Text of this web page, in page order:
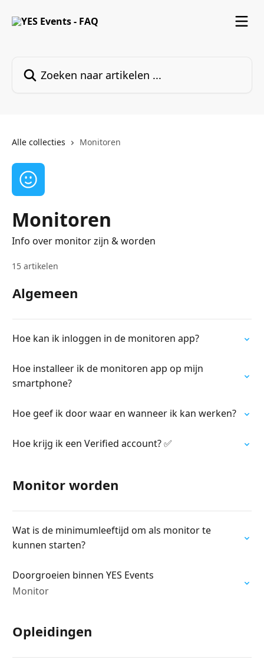
Alle collecties Monitoren
Monitoren
Info over monitor zijn & worden
15 artikelen
Algemeen
Hoe kan ik inloggen in de monitoren app?
Hoe installeer ik de monitoren app op mijn
smartphone?
Hoe geef ik door waar en wanneer ik kan werken?
Hoe krijg ik een Verified account? ✅
Monitor worden
Wat is de minimumleeftijd om als monitor te
kunnen starten?
Doorgroeien binnen YES Events
Monitor
Opleidingen